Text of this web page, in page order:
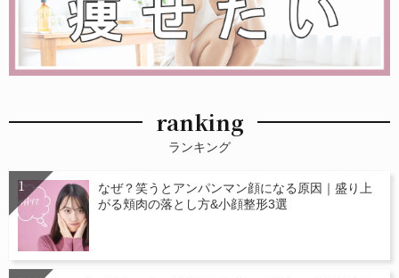
ranking
ランキング
なぜ？笑うとアンパンマン顔になる原因｜盛り上
がる頬肉の落とし方&小顔整形3選